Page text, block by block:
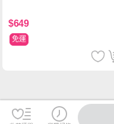
$649
免運